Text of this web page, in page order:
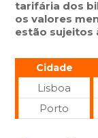
tarifária dos
os valores
estão sujeitos
Cidade
Lisboa
Porto